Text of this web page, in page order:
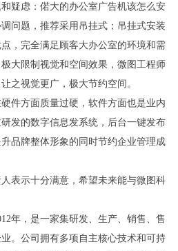
疑虑：偌大的办公室广告机该怎么安
问题，推荐采用吊挂式；吊挂式安装
，完全满足顾客大办公室的环境和需
大限制视觉和空间效果，微图工程师
之视觉更广，极大节约空间。
件方面质量过硬，软件方面也是业内
研发的数字信息 发系统，后台一键发布
品牌整体形象的同时节约企业管理成
表示十分满意，希望未来能与微图科
2年，是一家集研发、生产、销售、售
。公司拥有多项自主核心技术和可持